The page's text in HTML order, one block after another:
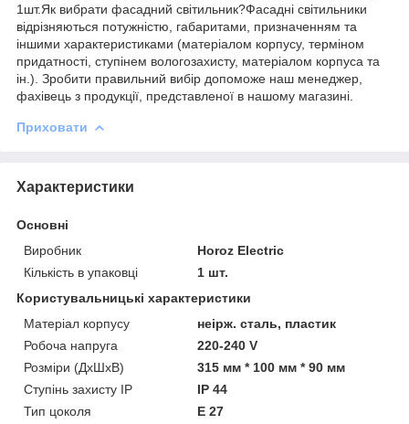
1шт.Як вибрати фасадний світильник?Фасадні світильники
відрізняються потужністю, габаритами, призначенням та
іншими характеристиками (матеріалом корпусу, терміном
придатності, ступінем вологозахисту, матеріалом корпуса та
ін.). Зробити правильний вибір допоможе наш менеджер,
фахівець з продукції, представленої в нашому магазині.
Приховати
Характеристики
Основні
Виробник
Horoz Electric
Кількість в упаковці
1 шт.
Користувальницькі характеристики
Матеріал корпусу
неірж. сталь, пластик
Робоча напруга
220-240 V
Розміри (ДхШхВ)
315 мм * 100 мм * 90 мм
Ступінь захисту IP
IP 44
Тип цоколя
Е 27